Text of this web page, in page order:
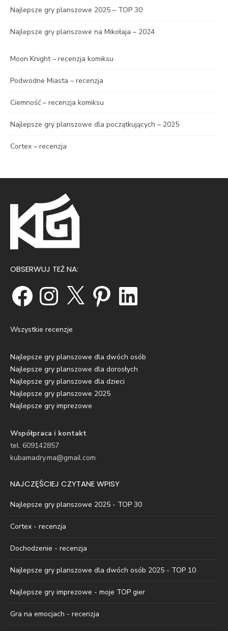
Najlepsze gry planszowe 2025 – TOP 30
Najlepsze gry planszowe na Mikołaja – 2024
Moon Knight – recenzja komiksu
Podwodne Miasta – recenzja
Ciemność – recenzja komiksu
Najlepsze gry planszowe dla początkujących – 2025
Cortex – recenzja
OBSERWUJ TEŻ NA:
FacebookInstagram Pinterest LinkedIn
Wszystkie recenzje
Najlepsze gry planszowe dla dwóch osób
Najlepsze gry planszowe dla dorosłych
Najlepsze gry planszowe dla dzieci
Najlepsze gry planszowe 2025
Najlepsze gry imprezowe
Współpraca i kontakt
tel. 609142857
kubamadry.ma@gmail.com
NAJCZĘŚCIEJ CZYTANE WPISY
Najlepsze gry planszowe 2025 - TOP 30
Cortex - recenzja
Dochodzenie - recenzja
Najlepsze gry planszowe dla dwóch osób 2025 - TOP 10
Najlepsze gry imprezowe - moje TOP gier
Gra na emocjach - recenzja